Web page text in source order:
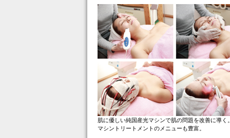
肌に優しい純国産光マシンで肌の問題を改善に導く
マシントリートメントのメニューも豊富。